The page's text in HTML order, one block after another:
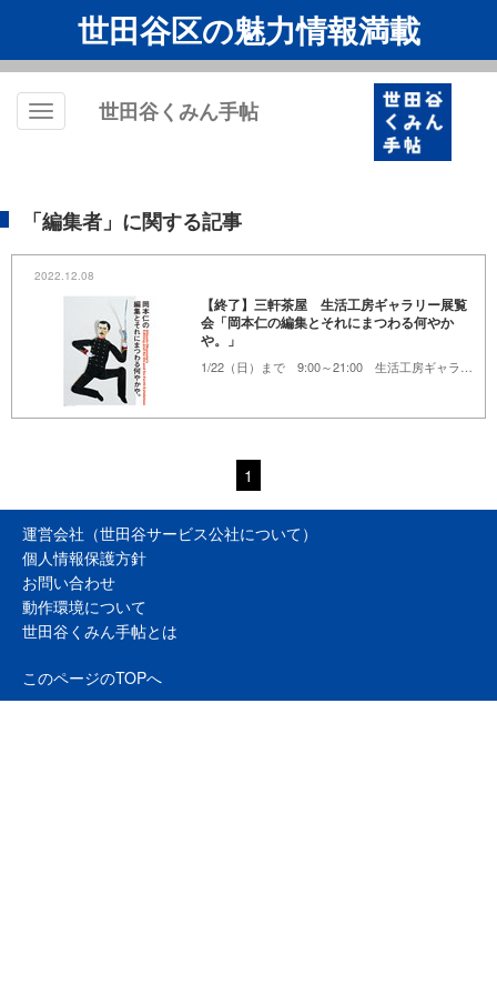
世田谷区の魅力情報満載
Toggle
世田谷くみん手帖
「編集者」に関する記事
2022.12.08
【終了】三軒茶屋 生活工房ギャラリー展覧
会「岡本仁の編集とそれにまつわる何やか
や。」
1
運営会社（世田谷サービス公社について）
個人情報保護方針
お問い合わせ
動作環境について
世田谷くみん手帖とは
このページのTOPへ